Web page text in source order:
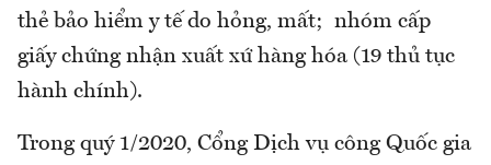
thẻ bảo hiểm y tế do hỏng, mất; nhóm cấp
giấy chứng nhận xuất xứ hàng hóa (19 thủ tục
hành chính).
Trong quý 1/2020, Cổng Dịch vụ công Quốc gia